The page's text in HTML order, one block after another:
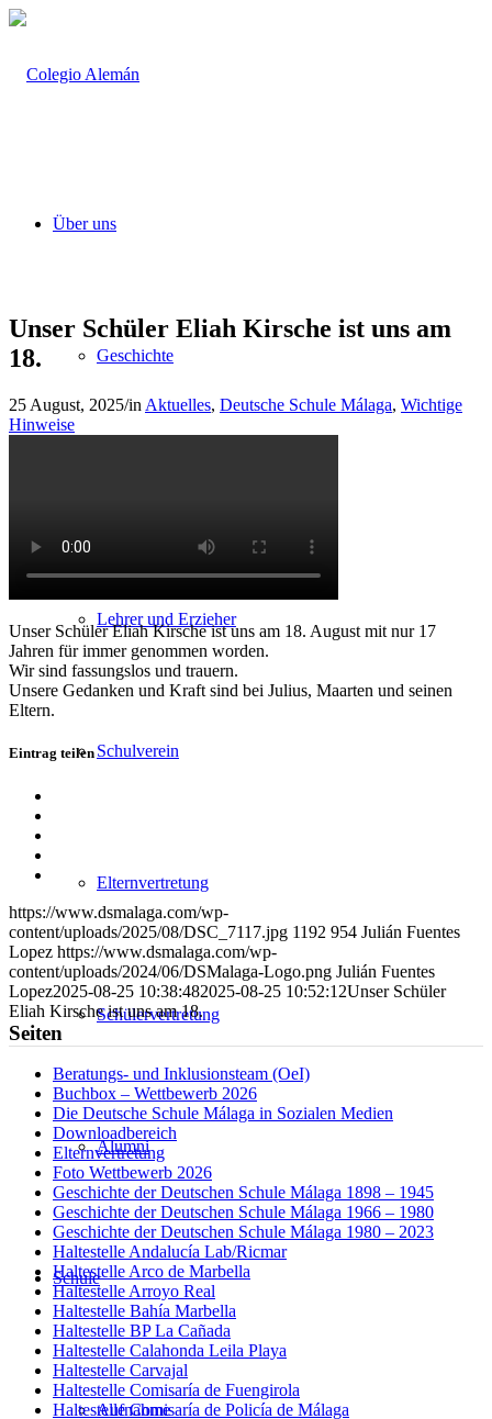
Über uns
Geschichte
Lehrer und Erzieher
Schulverein
Elternvertretung
Schülervertretung
Alumni
Schule
Aufnahme
Unser Schüler Eliah Kirsche ist uns am
18.
25 August, 2025/in Aktuelles, Deutsche Schule Málaga, Wichtige
Hinweise
Unser Schüler Eliah Kirsche ist uns am 18. August mit nur 17
Jahren für immer genommen worden.
Wir sind fassungslos und trauern.
Unsere Gedanken und Kraft sind bei Julius, Maarten und seinen
Eltern.
Eintrag teilen
WhatsApp
LinkedIn
Mail
teilen
https://www.dsmalaga.com/wp-
content/uploads/2025/08/DSC_7117.jpg 1192 954 Julián Fuentes
Lopez https://www.dsmalaga.com/wp-
content/uploads/2024/06/DSMalaga-Logo.png Julián Fuentes
Lopez2025-08-25 10:38:482025-08-25 10:52:12Unser Schüler
Eliah Kirsche ist uns am 18.
Seiten
Beratungs- und Inklusionsteam (OeI)
Buchbox – Wettbewerb 2026
Die Deutsche Schule Málaga in Sozialen Medien
Downloadbereich
Elternvertretung
Foto Wettbewerb 2026
Geschichte der Deutschen Schule Málaga 1898 – 1945
Geschichte der Deutschen Schule Málaga 1966 – 1980
Geschichte der Deutschen Schule Málaga 1980 – 2023
Haltestelle Andalucía Lab/Ricmar
Haltestelle Arco de Marbella
Haltestelle Arroyo Real
Haltestelle Bahía Marbella
Haltestelle BP La Cañada
Haltestelle Calahonda Leila Playa
Haltestelle Carvajal
Haltestelle Comisaría de Fuengirola
Haltestelle Comisaría de Policía de Málaga